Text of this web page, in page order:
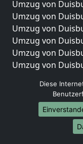
Umzug von
Umzug von
Umzug von
Umzug von
Umzug von
Umzug von
Umzug von
Umzug von
Umzug von
Umzüge-
Diese